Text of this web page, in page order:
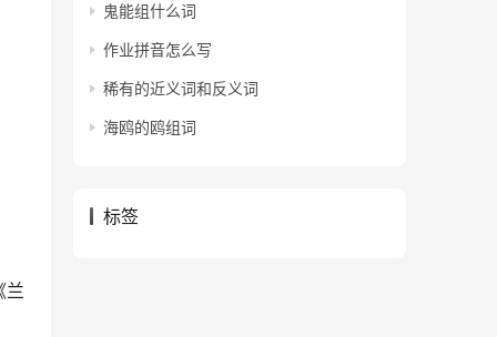
兰
鬼能组什么词
作业拼音怎么写
稀有的近义词和反义词
海鸥的鸥组词
标签